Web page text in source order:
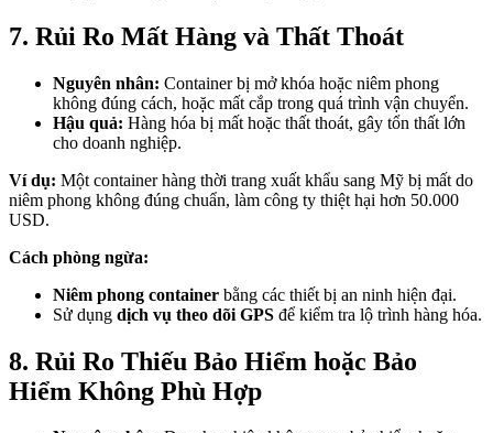
7. Rủi Ro Mất Hàng và Thất Thoát
Nguyên nhân: Container bị mở khóa hoặc niêm phong
không đúng cách, hoặc mất cắp trong quá trình vận chuyển.
Hậu quả: Hàng hóa bị mất hoặc thất thoát, gây tổn thất lớn
cho doanh nghiệp.
Ví dụ: Một container hàng thời trang xuất khẩu sang Mỹ bị mất do
niêm phong không đúng chuẩn, làm công ty thiệt hại hơn 50.000
USD.
Cách phòng ngừa:
Niêm phong container bằng các thiết bị an ninh hiện đại.
Sử dụng dịch vụ theo dõi GPS để kiểm tra lộ trình hàng hóa.
8. Rủi Ro Thiếu Bảo Hiểm hoặc Bảo
Hiểm Không Phù Hợp